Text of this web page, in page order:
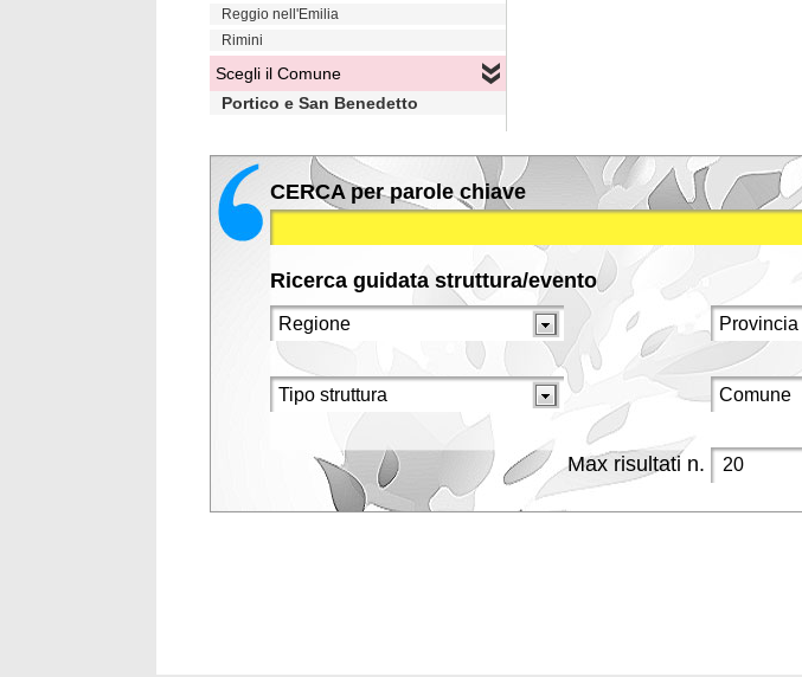
Reggio nell'Emilia
Rimini
Scegli il Comune
Portico e San Benedetto
CERCA per parole chiave
Ricerca guidata struttura/evento
Max risultati n.